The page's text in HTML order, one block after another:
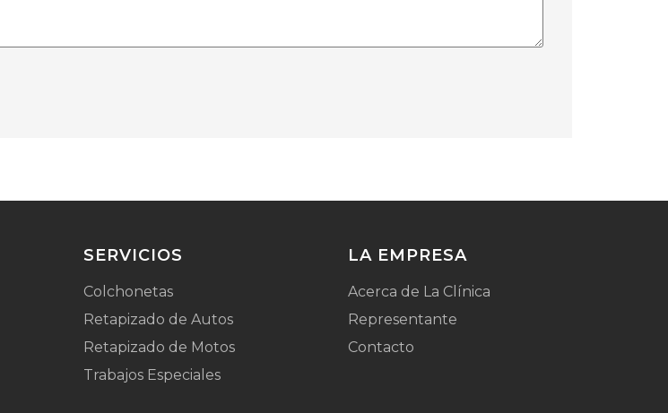
SERVICIOS
Colchonetas
Retapizado de Autos
Retapizado de Motos
Trabajos Especiales
LA EMPRESA
Acerca de La Clínica
Representante
Contacto